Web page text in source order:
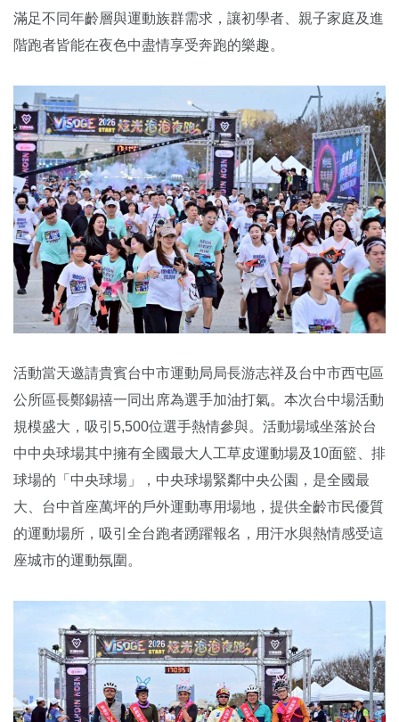
滿足不同年齡層與運動族群需求，讓初學者、親子家庭及進
階跑者皆能在夜色中盡情享受奔跑的樂趣。
活動當天邀請貴賓台中市運動局局長游志祥及台中市西屯區
公所區長鄭錫禧一同出席為選手加油打氣。本次台中場活動
規模盛大，吸引5,500位選手熱情參與。活動場域坐落於台
中中央球場其中擁有全國最大人工草皮運動場及10面籃、排
球場的「中央球場」，中央球場緊鄰中央公園，是全國最
大、台中首座萬坪的戶外運動專用場地，提供全齡市民優質
的運動場所，吸引全台跑者踴躍報名，用汗水與熱情感受這
座城市的運動氛圍。